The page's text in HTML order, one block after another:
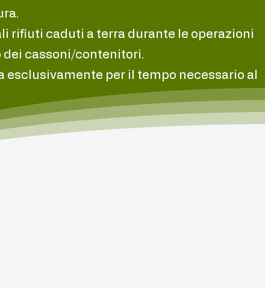
rifiuti caduti a terra durante le operazioni
cassoni/contenitori.
esclusivamente per il tempo necessario al